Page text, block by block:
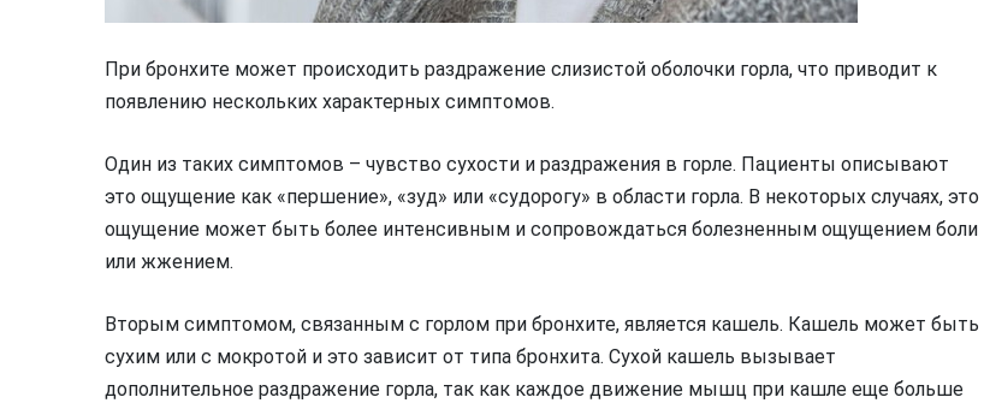
При бронхите может происходить раздражение слизистой оболочки горла, что приводит к
появлению нескольких характерных симптомов.
Один из таких симптомов – чувство сухости и раздражения в горле. Пациенты описывают
это ощущение как «першение», «зуд» или «судорогу» в области горла. В некоторых случаях, это
ощущение может быть более интенсивным и сопровождаться болезненным ощущением боли
или жжением.
Вторым симптомом, связанным с горлом при бронхите, является кашель. Кашель может быть
сухим или с мокротой и это зависит от типа бронхита. Сухой кашель вызывает
дополнительное раздражение горла, так как каждое движение мышц при кашле еще больше